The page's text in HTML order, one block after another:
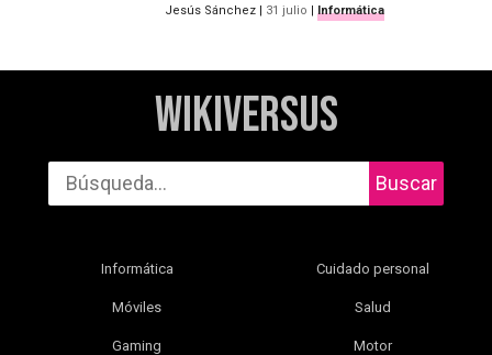
Jesús Sánchez | 31 julio | Informática
WikiVersus
Buscar
Informática
Móviles
Gaming
Cuidado personal
Salud
Motor